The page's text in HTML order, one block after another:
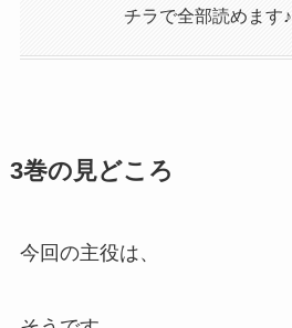
チラで全部読めます♪
3巻の見どころ
今回の主役は、